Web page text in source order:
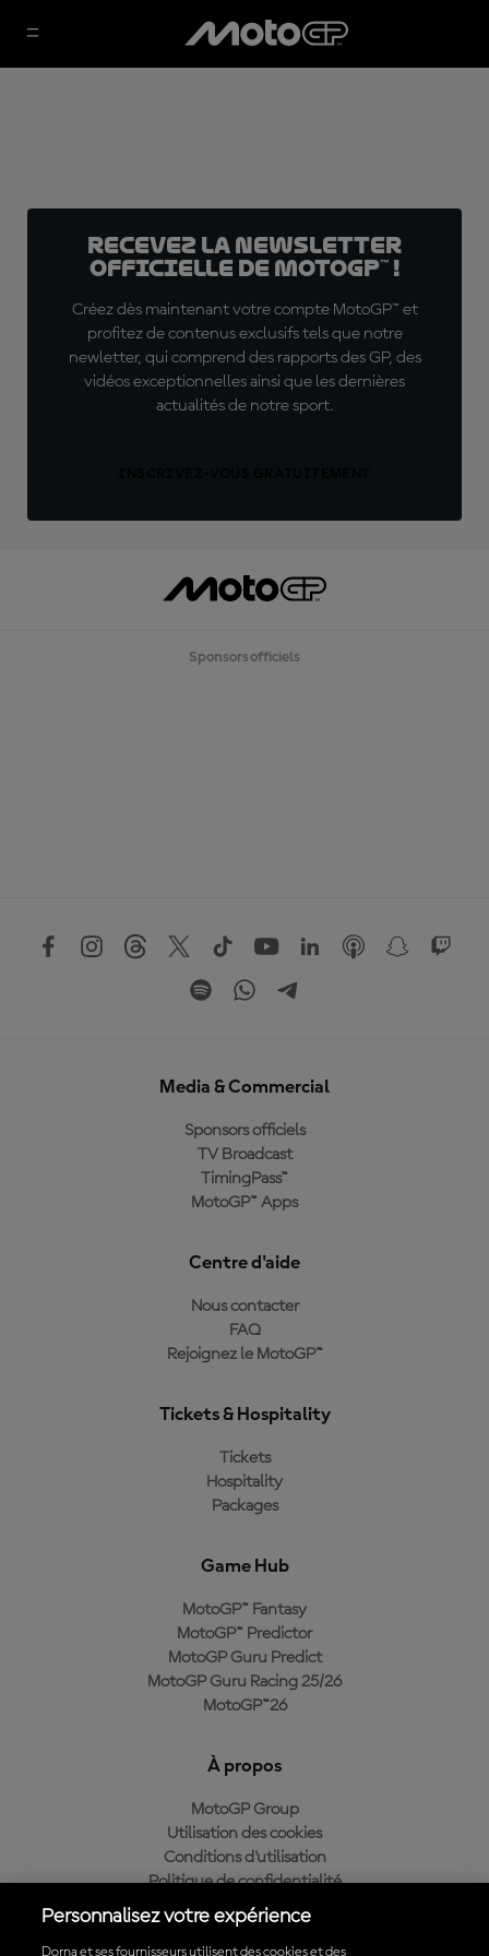
Recevez la Newsletter
officielle de MotoGP™ !
Créez dès maintenant votre compte MotoGP™ et
profitez de contenus exclusifs tels que notre
newletter, qui comprend des rapports des GP, des
vidéos exceptionnelles ainsi que les dernières
actualités de notre sport.
Sponsors officiels
Media & Commercial
Sponsors officiels
TV Broadcast
TimingPass™
MotoGP™ Apps
Centre d'aide
Nous contacter
FAQ
Rejoignez le MotoGP™
Tickets & Hospitality
Tickets
Hospitality
Packages
Game Hub
MotoGP™ Fantasy
MotoGP™ Predictor
MotoGP Guru Predict
MotoGP Guru Racing 25/26
MotoGP™26
À propos
MotoGP Group
Utilisation des cookies
Conditions d'utilisation
Politique de confidentialité
Politique d’achat
Personnalisez votre expérience
Dorna et ses fournisseurs utilisent des cookies et des